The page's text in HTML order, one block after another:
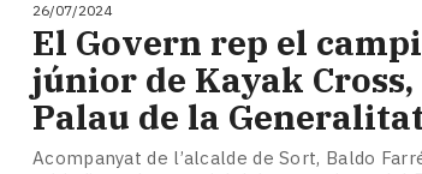
26/07/2024
El Govern rep el
júnior de Kayak
Palau de la
Acompanyat de l’alcalde de Sort, Baldo